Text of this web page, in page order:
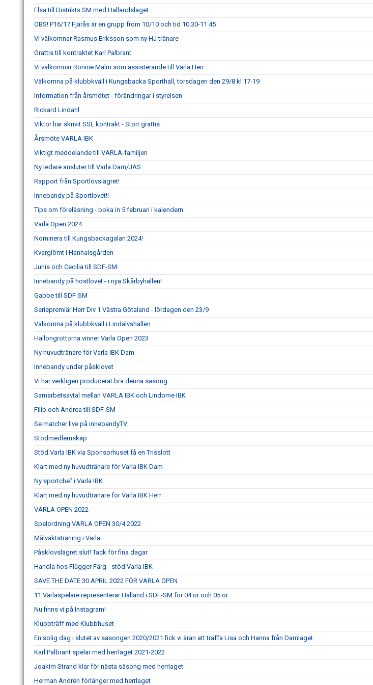
Elsa till Distrikts SM med Hallandslaget
OBS! P16/17 Fjärås är en grupp from 10/10 och tid 10:30-11:45
Vi välkomnar Rasmus Eriksson som ny HJ tränare
Grattis till kontraktet Karl Palbrant
Vi välkomnar Ronnie Malm som assisterande till Varla Herr
Välkomna på klubbkväll i Kungsbacka Sporthall, torsdagen den 29/8 kl 17-19
Information från årsmötet - förändringar i styrelsen
Rickard Lindahl
Viktor har skrivit SSL kontrakt - Stort grattis
Årsmöte VARLA IBK
Viktigt meddelande till VARLA-familjen
Ny ledare ansluter till Varla Dam/JAS
Rapport från Sportlovslägret!
Innebandy på Sportlovet!!
Tips om föreläsning - boka in 5 februari i kalendern
Varla Open 2024
Nominera till Kungsbackagalan 2024!
Kvarglömt i Hanhalsgården
Junis och Cecilia till SDF-SM
Innebandy på höstlovet - i nya Skårbyhallen!
Gabbe till SDF-SM
Seriepremiär Herr Div 1 Västra Götaland - lördagen den 23/9
Välkomna på klubbkväll i Lindälvshallen
Hallongrottorna vinner Varla Open 2023
Ny huvudtränare för Varla IBK Dam
Innebandy under påsklovet
Vi har verkligen producerat bra denna säsong
Samarbetsavtal mellan VARLA IBK och Lindome IBK
Filip och Andrea till SDF-SM
Se matcher live på innebandyTV
Stödmedlemskap
Stöd Varla IBK via Sponsorhuset få en Trisslott
Klart med ny huvudtränare för Varla IBK Dam
Ny sportchef i Varla IBK
Klart med ny huvudtränare för Varla IBK Herr
VARLA OPEN 2022
Spelordning VARLA OPEN 30/4 2022
Målvaktsträning i Varla
Påsklovslägret slut! Tack för fina dagar
Handla hos Flügger Färg - stöd Varla IBK
SAVE THE DATE 30 APRIL 2022 FÖR VARLA OPEN
11 Varlaspelare representerar Halland i SDF-SM för 04:or och 05:or
Nu finns vi på Instagram!
Klubbträff med Klubbhuset
En solig dag i slutet av säsongen 2020/2021 fick vi äran att träffa Lisa och Hanna från Damlaget
Karl Palbrant spelar med herrlaget 2021-2022
Joakim Strand klar för nästa säsong med herrlaget
Herman Andrén förlänger med herrlaget